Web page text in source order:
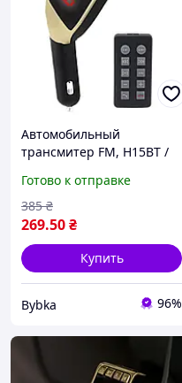
Автомобильный
трансмитер FM, H15BT /
модулятор с пультом / FM
модулятор
Готово к отправке
269.50₴
385 ₴
Купить
Bybka 96%